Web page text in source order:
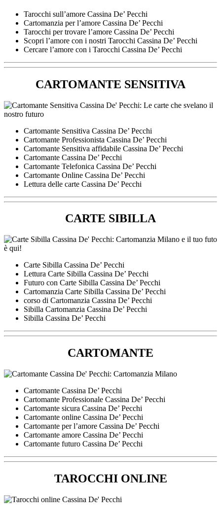
Tarocchi sull’amore Cassina De’ Pecchi
Cartomanzia per l’amore Cassina De’ Pecchi
Tarocchi per trovare l’amore Cassina De’ Pecchi
Scopri l’amore con i nostri Tarocchi Cassina De’ Pecchi
Cercare l’amore con i Tarocchi Cassina De’ Pecchi
CARTOMANTE SENSITIVA
Cartomante Sensitiva Cassina De’ Pecchi
Cartomante Professionista Cassina De’ Pecchi
Cartomante Sensitiva affidabile Cassina De’ Pecchi
Cartomante Cassina De’ Pecchi
Cartomante Telefonica Cassina De’ Pecchi
Cartomante Online Cassina De’ Pecchi
Lettura delle carte Cassina De’ Pecchi
CARTE SIBILLA
Carte Sibilla Cassina De’ Pecchi
Lettura Carte Sibilla Cassina De’ Pecchi
Futuro con Carte Sibilla Cassina De’ Pecchi
Cartomanzia Carte Sibilla Cassina De’ Pecchi
corso di Cartomanzia Cassina De’ Pecchi
Sibilla Cartomanzia Cassina De’ Pecchi
Sibilla Cassina De’ Pecchi
CARTOMANTE
Cartomante Cassina De’ Pecchi
Cartomante Professionale Cassina De’ Pecchi
Cartomante sicura Cassina De’ Pecchi
Cartomante online Cassina De’ Pecchi
Cartomante per l’amore Cassina De’ Pecchi
Cartomante amore Cassina De’ Pecchi
Cartomante futuro Cassina De’ Pecchi
TAROCCHI ONLINE